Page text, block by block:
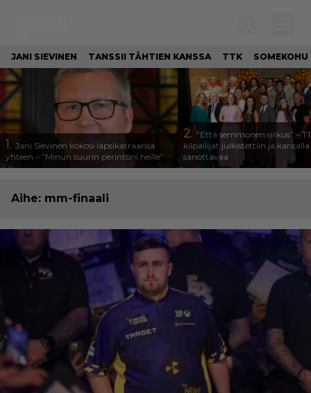
JANI SIEVINEN TANSSII TÄHTIEN KANSSA TTK SOMEKOHU
1. Jani Sievinen kokosi lapsikatraansa
yhteen – ”Minun suurin perintöni heille”
2. ”Että semmonen sirkus” –
kilpailijat julkistettiin ja
sanottavaa
Aihe: mm-finaali